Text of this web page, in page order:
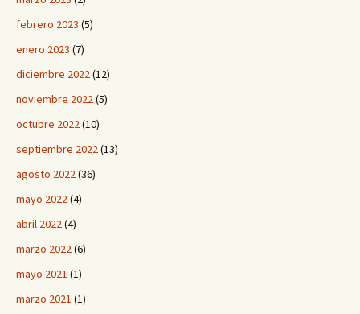
febrero 2023 (5)
enero 2023 (7)
diciembre 2022(12)
noviembre 2022(5)
octubre 2022(10)
septiembre 2022(13)
agosto 2022(36)
mayo 2022(4)
abril 2022(4)
marzo 2022(6)
mayo 2021 (1)
marzo 2021 (1)